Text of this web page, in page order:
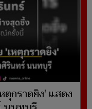
ตุกราดยิง' แสดง